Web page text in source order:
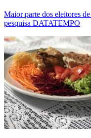
Maior parte dos eleitores
pesquisa DATATEMPO